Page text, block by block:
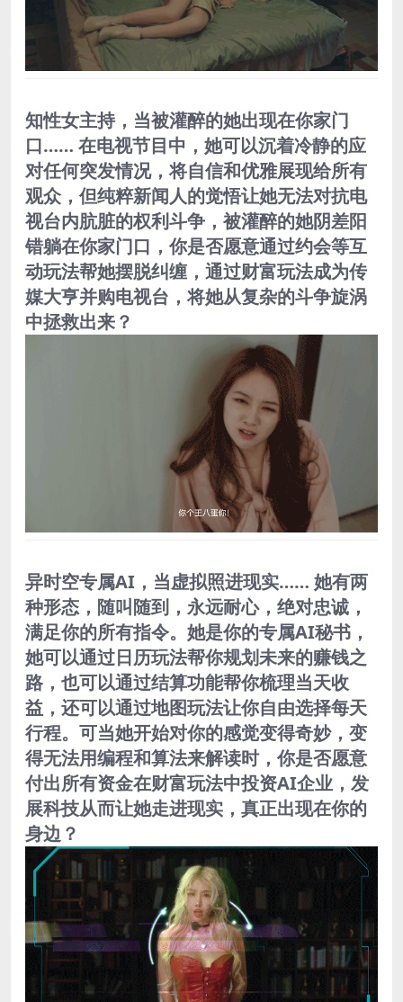
知性女主持，当被灌醉的她出现在你家门
口…… 在电视节目中，她可以沉着冷静的应
对任何突发情况，将自信和优雅展现给所有
观众，但纯粹新闻人的觉悟让她无法对抗电
视台内肮脏的权利斗争，被灌醉的她阴差阳
错躺在你家门口，你是否愿意通过约会等互
动玩法帮她摆脱纠缠，通过财富玩法成为传
媒大亨并购电视台，将她从复杂的斗争旋涡
中拯救出来？
异时空专属AI，当虚拟照进现实…… 她有两
种形态，随叫随到，永远耐心，绝对忠诚，
满足你的所有指令。她是你的专属AI秘书，
她可以通过日历玩法帮你规划未来的赚钱之
路，也可以通过结算功能帮你梳理当天收
益，还可以通过地图玩法让你自由选择每天
行程。可当她开始对你的感觉变得奇妙，变
得无法用编程和算法来解读时，你是否愿意
付出所有资金在财富玩法中投资AI企业，发
展科技从而让她走进现实，真正出现在你的
身边？